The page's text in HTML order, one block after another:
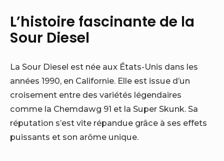
L’histoire fascinante de la
Sour Diesel
La Sour Diesel est née aux États-Unis dans les
années 1990, en Californie. Elle est issue d’un
croisement entre des variétés légendaires
comme la Chemdawg 91 et la Super Skunk. Sa
réputation s’est vite répandue grâce à ses effets
puissants et son arôme unique.